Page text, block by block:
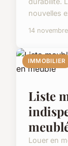
nouvelles
14
IMMOBILIER
Liste
Louer en